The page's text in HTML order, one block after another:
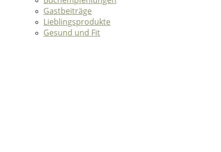
Gastbeiträge
Lieblingsprodukte
Gesund und Fit